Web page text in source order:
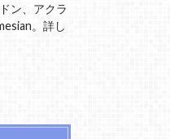
ン、アクラ
。詳し